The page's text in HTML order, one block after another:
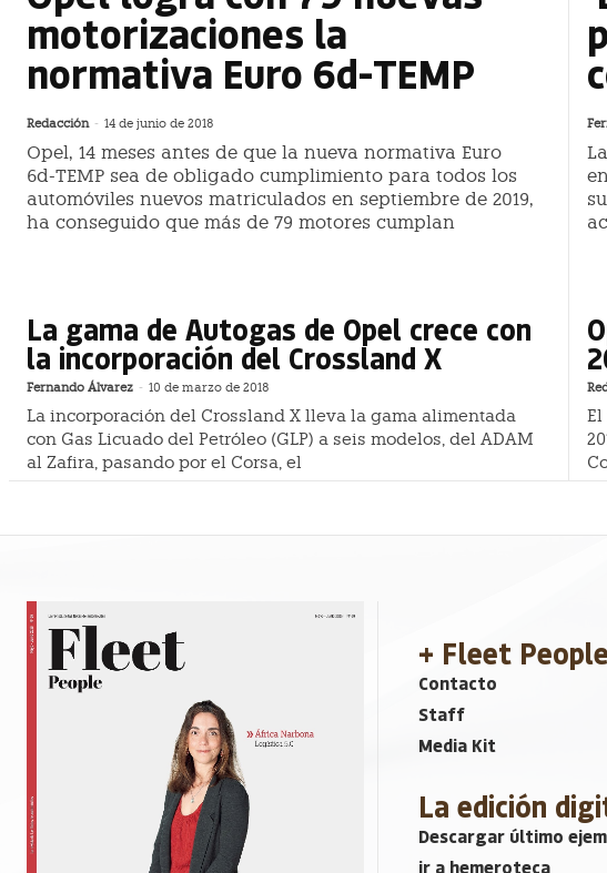
motorizaciones la
normativa Euro 6d-TEMP
Redacción - 14 de junio de 2018
Opel, 14 meses antes de que la nueva normativa Euro
6d-TEMP sea de obligado cumplimiento para todos los
automóviles nuevos matriculados en septiembre de 2019,
ha conseguido que más de 79 motores cumplan
La gama de Autogas de Opel crece con
la incorporación del Crossland X
Fernando Álvarez - 10 de marzo de 2018
La incorporación del Crossland X lleva la gama alimentada
con Gas Licuado del Petróleo (GLP) a seis modelos, del ADAM
al Zafira, pasando por el Corsa, el
El
+ Fleet People
Contacto
Staff
Media Kit
La edición
Descargar último
ir a hemeroteca